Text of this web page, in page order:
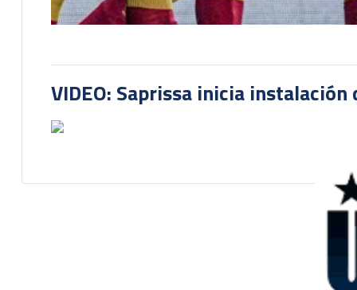
VIDEO: Saprissa inicia